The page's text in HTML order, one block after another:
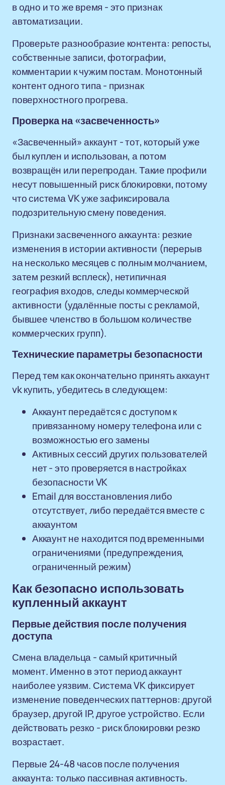
в одно и то же время - это признак
автоматизации.
Проверьте разнообразие контента: репосты,
собственные записи, фотографии,
комментарии к чужим постам. Монотонный
контент одного типа - признак
поверхностного прогрева.
Проверка на «засвеченность»
«Засвеченный» аккаунт - тот, который уже
был куплен и использован, а потом
возвращён или перепродан. Такие профили
несут повышенный риск блокировки, потому
что система VK уже зафиксировала
подозрительную смену поведения.
Признаки засвеченного аккаунта: резкие
изменения в истории активности (перерыв
на несколько месяцев с полным молчанием,
затем резкий всплеск), нетипичная
география входов, следы коммерческой
активности (удалённые посты с рекламой,
бывшее членство в большом количестве
коммерческих групп).
Технические параметры безопасности
Перед тем как окончательно принять аккаунт
vk купить, убедитесь в следующем:
Аккаунт передаётся с доступом к
привязанному номеру телефона или с
возможностью его замены
Активных сессий других пользователей
нет - это проверяется в настройках
безопасности VK
Email для восстановления либо
отсутствует, либо передаётся вместе с
аккаунтом
Аккаунт не находится под временными
ограничениями (предупреждения,
ограниченный режим)
Как безопасно использовать
купленный аккаунт
Первые действия после получения
доступа
Смена владельца - самый критичный
момент. Именно в этот период аккаунт
наиболее уязвим. Система VK фиксирует
изменение поведенческих паттернов: другой
браузер, другой IP, другое устройство. Если
действовать резко - риск блокировки резко
возрастает.
Первые 24-48 часов после получения
аккаунта: только пассивная активность.